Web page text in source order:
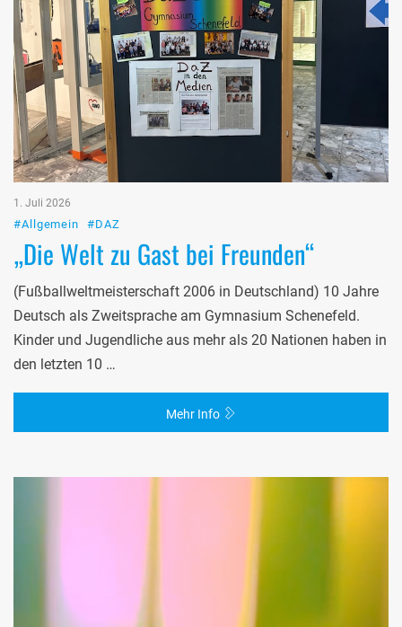
1. Juli 2026
#Allgemein #DAZ
„Die Welt zu Gast bei Freunden“
(Fußballweltmeisterschaft 2006 in Deutschland) 10 Jahre
Deutsch als Zweitsprache am Gymnasium Schenefeld.
Kinder und Jugendliche aus mehr als 20 Nationen haben in
den letzten 10 …
Mehr Info